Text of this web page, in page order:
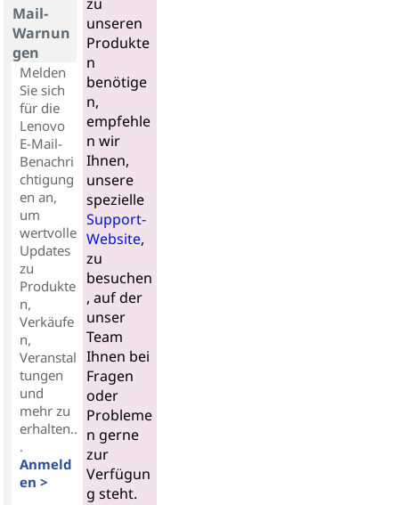
Mail-
Warnun
gen
Melden
Sie sich
für die
Lenovo
E-Mail-
Benachri
chtigung
en an,
um
wertvolle
Updates
zu
Produkte
n,
Verkäufe
n,
Veranstal
tungen
und
mehr zu
erhalten..
.
Anmeld
en >
zu
unseren
Produkte
n
benötige
n,
empfehle
n wir
Ihnen,
unsere
spezielle
Support-
Website,
zu
besuchen
, auf der
unser
Team
Ihnen bei
Fragen
oder
Probleme
n gerne
zur
Verfügun
g steht.